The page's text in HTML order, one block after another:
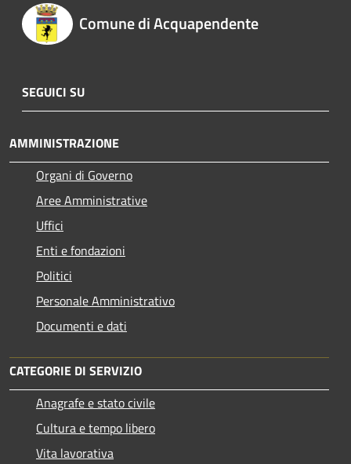
Comune di Acquapendente
SEGUICI SU
AMMINISTRAZIONE
Organi di Governo
Aree Amministrative
Uffici
Enti e fondazioni
Politici
Personale Amministrativo
Documenti e dati
CATEGORIE DI SERVIZIO
Anagrafe e stato civile
Cultura e tempo libero
Vita lavorativa